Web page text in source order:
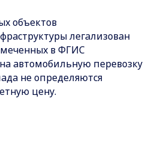
объектов
легализован
в ФГИС
автомобильную перевозку
не определяются
цену.